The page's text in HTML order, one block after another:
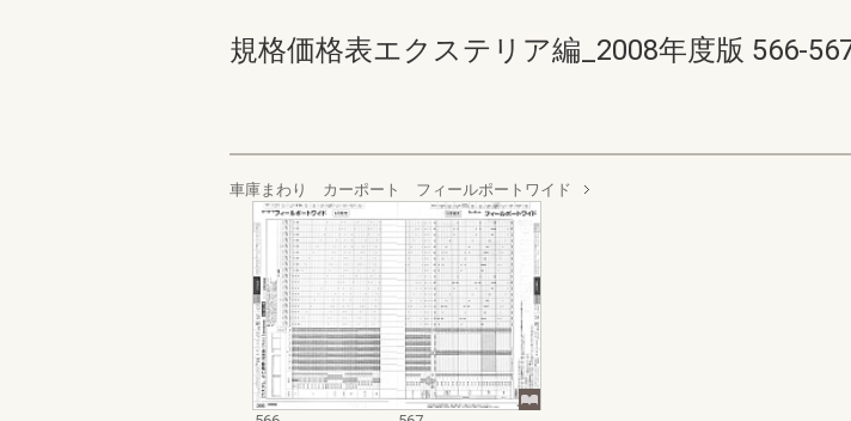
規格価格表エクステリア編_2008年度版 566-
車庫まわり カーポート フィールポートワイド